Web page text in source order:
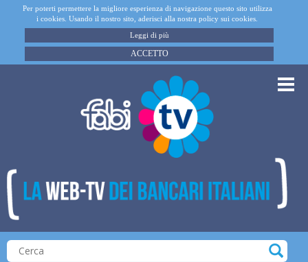
Per poterti permettere la migliore esperienza di navigazione questo sito utilizza
i cookies. Usando il nostro sito, aderisci alla nostra policy sui cookies.
Leggi di più
ACCETTO